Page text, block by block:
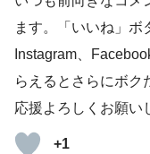
ます。「いいね」ボ
Instagram、
らえるとさらにボク
応援よろしくお願い
+1